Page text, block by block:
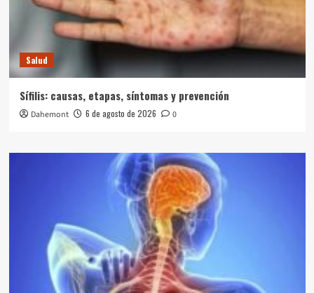
Salud
Sífilis: causas, etapas, síntomas y prevención
Dahemont 6 de agosto de 2026 0